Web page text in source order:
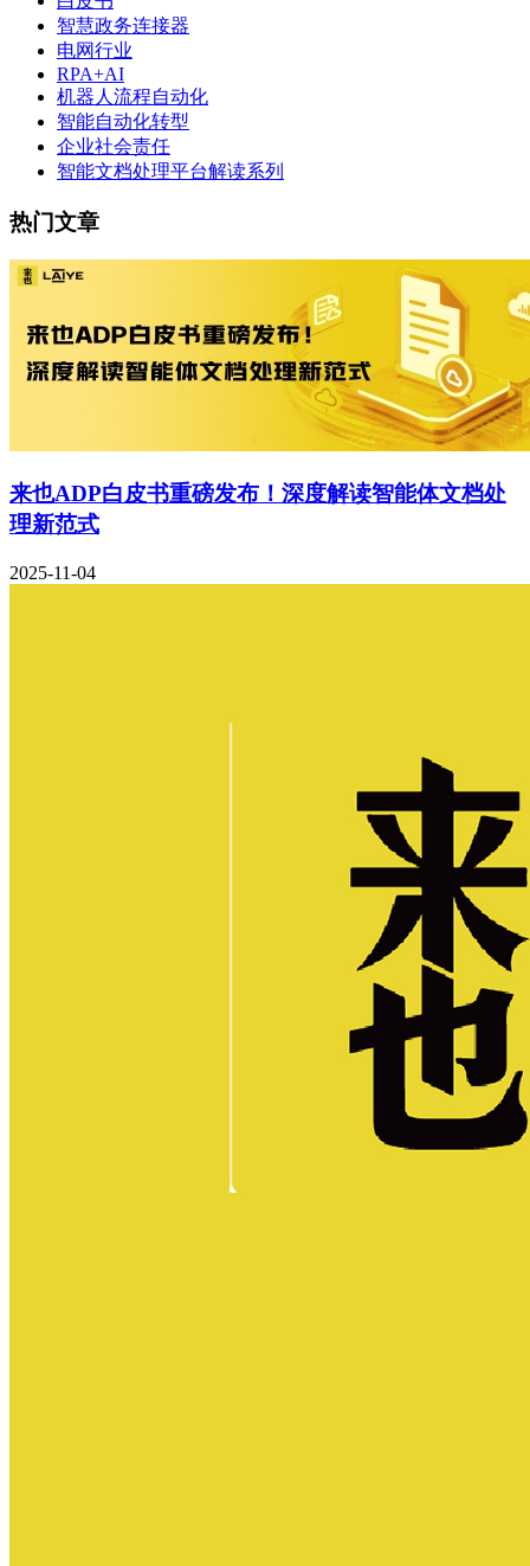
智慧政务连接器
电网行业
RPA+AI
机器人流程自动化
智能自动化转型
企业社会责任
智能文档处理平台解读系列
热门文章
来也ADP白皮书重磅发布！深度解读智能体文档处
理新范式
2025-11-04